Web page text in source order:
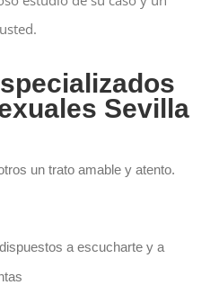
Sevilla
un trato amable y atento.
a escucharte y a